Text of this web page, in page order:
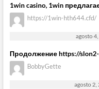
1win casino, 1win
https://1win-hth644.cfd/
agosto
Продолжение https://
BobbyGette
agosto 2,